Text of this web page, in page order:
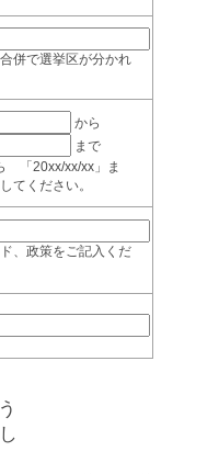
併で選挙区が分かれ
から
まで
「20xx/xx/xx」ま
てください。
、政策をご記入くだ